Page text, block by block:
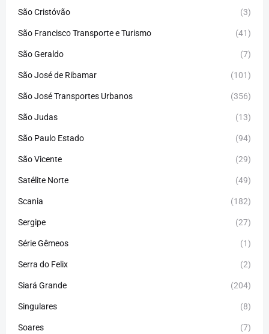
São Cristóvão (3)
São Francisco Transporte e Turismo (41)
São Geraldo (7)
São José de Ribamar (101)
São José Transportes Urbanos (356)
São Judas (13)
São Paulo Estado (94)
São Vicente (29)
Satélite Norte (49)
Scania (182)
Sergipe (27)
Série Gêmeos (1)
Serra do Felix (2)
Siará Grande (204)
Singulares (8)
Soares (7)